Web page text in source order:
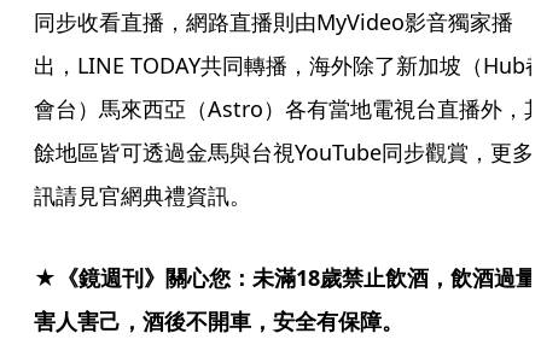
同步收看直播，網路直播則由MyVideo影音獨家播
出，LINE TODAY共同轉播，海外除了新加坡（Hub
會台）馬來西亞（Astro）各有當地電視台直播外，
餘地區皆可透過金馬與台視YouTube同步觀賞，更多
訊請見官網典禮資訊。
★《鏡週刊》關心您：未滿18歲禁止飲酒，飲酒過量
害人害己，酒後不開車，安全有保障。